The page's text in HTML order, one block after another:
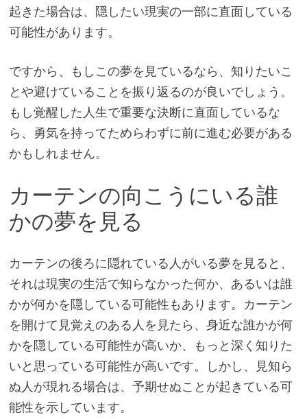
起きた場合は、隠したい現実の一部に直面している
可能性があります。
ですから、もしこの夢を見ているなら、知りたいこ
とや避けていることを振り返るのが良いでしょう。
もし覚醒した人生で重要な決断に直面しているな
ら、勇気を持ってためらわずに前に進む必要がある
かもしれません。
カーテンの向こうにいる誰
かの夢を見る
カーテンの後ろに隠れている人がいる夢を見ると、
それは現実の生活で知らなかった何か、あるいは誰
かが何かを隠している可能性もあります。カーテン
を開けて見覚えのある人を見たら、身近な誰かが何
かを隠している可能性が高いか、もっと深く知りた
いと思っている可能性が高いです。しかし、見知ら
ぬ人が現れる場合は、予期せぬことが起きている可
能性を示しています。